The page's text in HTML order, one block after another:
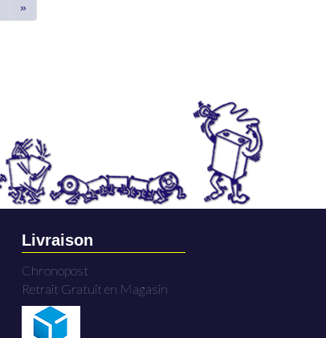
»
Livraison
Chronopost
Retrait Gratuit en Magasin